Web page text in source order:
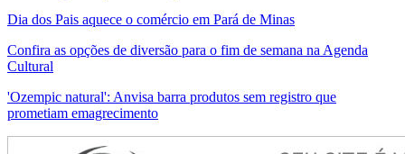
Dia dos Pais aquece o comércio em Pará de Minas
Confira as opções de diversão para o fim de semana na Agenda
Cultural
'Ozempic natural': Anvisa barra produtos sem registro que
prometiam emagrecimento